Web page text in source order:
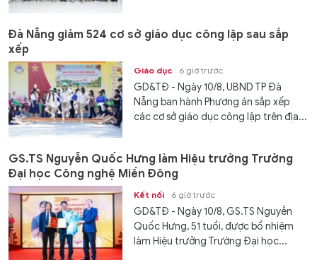
Đà Nẵng giảm 524 cơ sở giáo dục công lập sau sắp
xếp
Giáo dục 6 giờ trước
GD&TĐ - Ngày 10/8, UBND TP Đà
Nẵng ban hành Phương án sắp xếp
các cơ sở giáo dục công lập trên địa...
GS.TS Nguyễn Quốc Hưng làm Hiệu trưởng Trường
Đại học Công nghệ Miền Đông
Kết nối 6 giờ trước
GD&TĐ - Ngày 10/8, GS.TS Nguyễn
Quốc Hưng, 51 tuổi, được bổ nhiệm
làm Hiệu trưởng Trường Đại học...